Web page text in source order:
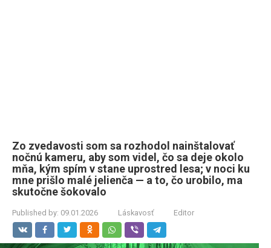
Zo zvedavosti som sa rozhodol nainštalovať
nočnú kameru, aby som videl, čo sa deje okolo
mňa, kým spím v stane uprostred lesa; v noci ku
mne prišlo malé jelienča — a to, čo urobilo, ma
skutočne šokovalo
Published by: 09.01.2026 Láskavosť Editor